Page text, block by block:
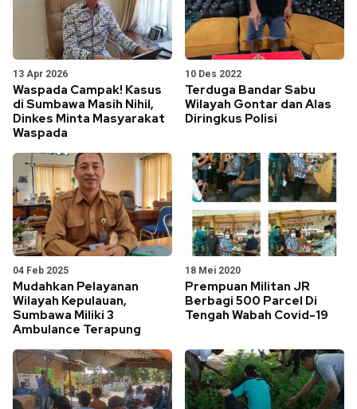
13 Apr 2026
Waspada Campak! Kasus
di Sumbawa Masih Nihil,
Dinkes Minta Masyarakat
Waspada
10 Des 2022
Terduga Bandar Sabu
Wilayah Gontar dan Alas
Diringkus Polisi
04 Feb 2025
Mudahkan Pelayanan
Wilayah Kepulauan,
Sumbawa Miliki 3
Ambulance Terapung
18 Mei 2020
Prempuan Militan JR
Berbagi 500 Parcel Di
Tengah Wabah Covid-19